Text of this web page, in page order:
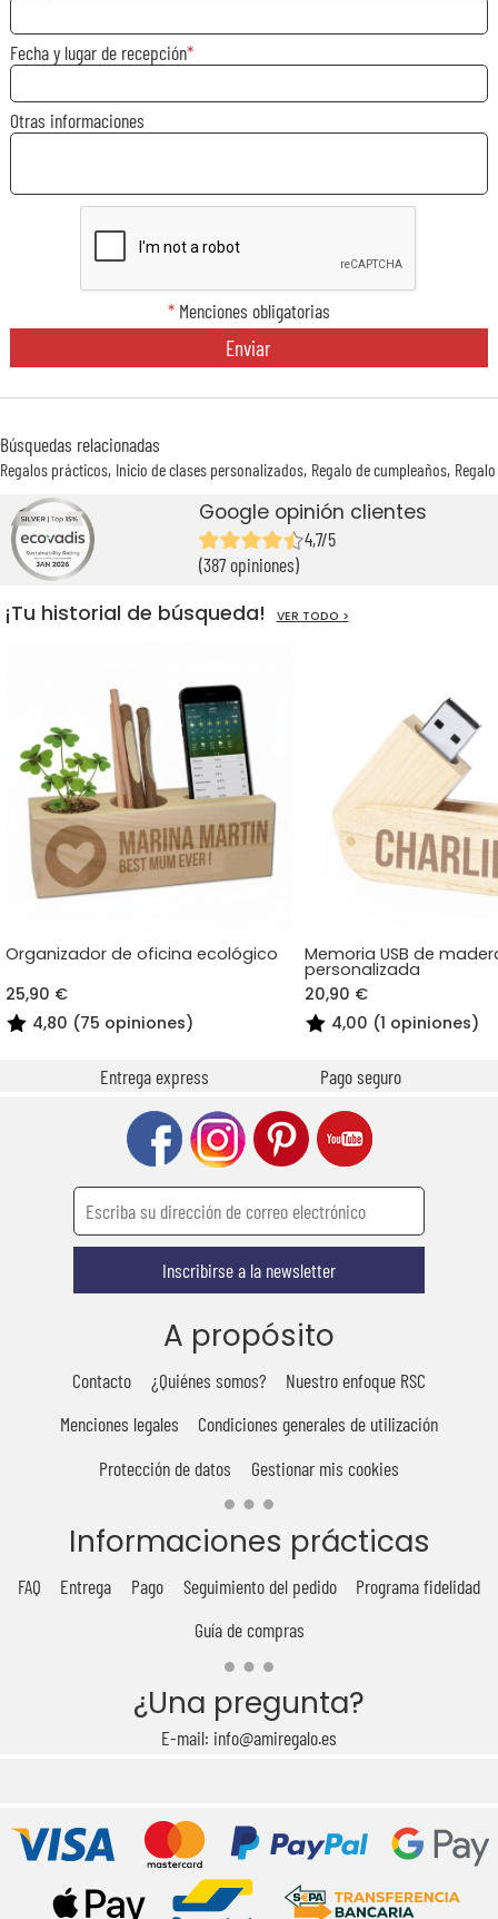
Fecha y lugar de recepción
Otras informaciones
*Menciones obligatorias
Enviar
Búsquedas relacionadas
Regalos prácticos Inicio de clases personalizados Regalo de cumpleaños
Google opinión clientes
4,7/5
(387 opiniones)
¡Tu historial de búsqueda! VER TODO >
Organizador de oficina ecológico
25,90 €
4,80 (75 opiniones)
Memoria USB de
personalizada
20,90 €
4,00 (1 opiniones)
Entrega express Pago seguro
Inscribirse a la newsletter
A propósito
Contacto ¿Quiénes somos?
Nuestro enfoque RSC
Menciones legales
Condiciones generales de utilización
Protección de datos
Gestionar mis cookies
Informaciones prácticas
FAQ Entrega Pago Seguimiento del pedido
Programa fidelidad
Guía de compras
¿Una pregunta?
E-mail: info@amiregalo.es